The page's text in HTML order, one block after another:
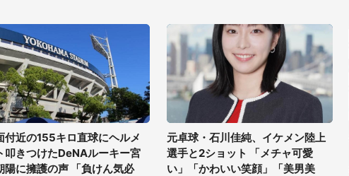
付近の155キロ直球にヘルメ
叩きつけたDeNAルーキー宮
陽に擁護の声 「負けん気必
元卓球・石川佳純、イケメン陸上
選手と2ショット 「メチャ可愛
い」「かわいい笑顔」「美男美